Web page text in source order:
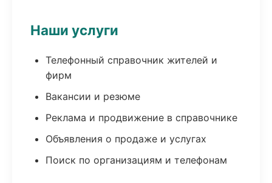
Наши услуги
Телефонный справочник жителей и
фирм
Вакансии и резюме
Реклама и продвижение в справочнике
Объявления о продаже и услугах
Поиск по организациям и телефонам